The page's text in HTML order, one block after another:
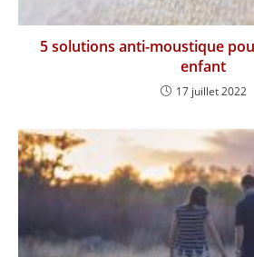
5 solutions anti-moustique
enfant
17 juillet 2022